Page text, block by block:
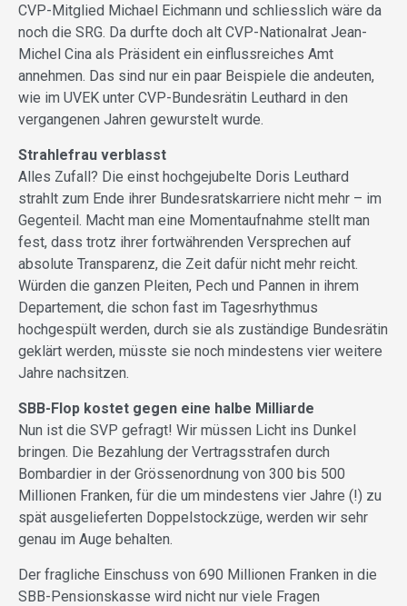
CVP-Mitglied Michael Eichmann und schliesslich wäre da
noch die SRG. Da durfte doch alt CVP-Nationalrat Jean-
Michel Cina als Präsident ein einflussreiches Amt
annehmen. Das sind nur ein paar Beispiele die andeuten,
wie im UVEK unter CVP-Bundesrätin Leuthard in den
vergangenen Jahren gewurstelt wurde.
Strahlefrau verblasst
Alles Zufall? Die einst hochgejubelte Doris Leuthard
strahlt zum Ende ihrer Bundesratskarriere nicht mehr – im
Gegenteil. Macht man eine Momentaufnahme stellt man
fest, dass trotz ihrer fortwährenden Versprechen auf
absolute Transparenz, die Zeit dafür nicht mehr reicht.
Würden die ganzen Pleiten, Pech und Pannen in ihrem
Departement, die schon fast im Tagesrhythmus
hochgespült werden, durch sie als zuständige Bundesrätin
geklärt werden, müsste sie noch mindestens vier weitere
Jahre nachsitzen.
SBB-Flop kostet gegen eine halbe Milliarde
Nun ist die SVP gefragt! Wir müssen Licht ins Dunkel
bringen. Die Bezahlung der Vertragsstrafen durch
Bombardier in der Grössenordnung von 300 bis 500
Millionen Franken, für die um mindestens vier Jahre (!) zu
spät ausgelieferten Doppelstockzüge, werden wir sehr
genau im Auge behalten.
Der fragliche Einschuss von 690 Millionen Franken in die
SBB-Pensionskasse wird nicht nur viele Fragen